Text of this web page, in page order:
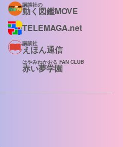
講談社の
動く図鑑MOVE
TELEMAGA.net
講談社
えほん通信
はやみねかおる FAN CLUB
赤い夢学園